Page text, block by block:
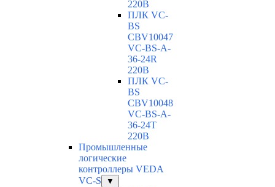
220В
ПЛК VC-
BS
CBV10047
VC-ВS-A-
36-24R
220В
ПЛК VC-
BS
CBV10048
VC-ВS-A-
36-24T
220В
Промышленные
логические
контроллеры VEDA
VC-S
▼